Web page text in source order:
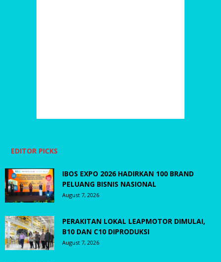
EDITOR PICKS
IBOS EXPO 2026 HADIRKAN 100 BRAND
PELUANG BISNIS NASIONAL
August 7, 2026
PERAKITAN LOKAL LEAPMOTOR DIMULAI,
B10 DAN C10 DIPRODUKSI
August 7, 2026